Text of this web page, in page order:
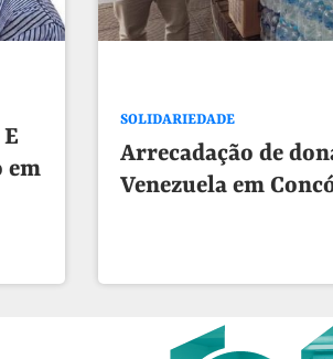
em
SOLIDARIEDADE
Arrecadação de
Venezuela em